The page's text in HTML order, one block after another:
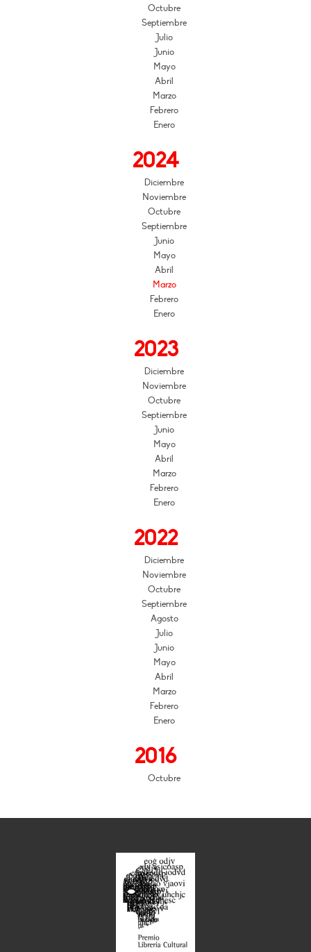
Octubre
Septiembre
Julio
Junio
Mayo
Abril
Marzo
Febrero
Enero
2024
Diciembre
Noviembre
Octubre
Septiembre
Junio
Mayo
Abril
Marzo
Febrero
Enero
2023
Diciembre
Noviembre
Octubre
Septiembre
Junio
Mayo
Abril
Marzo
Febrero
Enero
2022
Diciembre
Noviembre
Octubre
Septiembre
Agosto
Julio
Junio
Mayo
Abril
Marzo
Febrero
Enero
2016
Octubre